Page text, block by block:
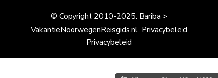
© Copyright 2010-2025, Bariba >
VakantieNoorwegenReisgids.nl Privacybeleid
Privacybeleid